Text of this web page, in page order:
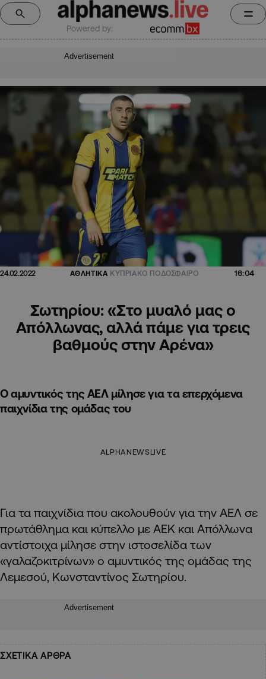
Powered by:
Advertisement
24.02.2022 ΑΘΛΗΤΙΚΑ ΚΥΠΡΙΑΚΟ ΠΟΔΟΣΦΑΙΡΟ 16:04
Σωτηρίου: «Στο μυαλό μας ο
Απόλλωνας, αλλά πάμε για τρεις
βαθμούς στην Αρένα»
Ο αμυντικός της ΑΕΛ μίλησε για τα επερχόμενα
παιχνίδια της ομάδας του
ALPHANEWSLIVE
Για τα παιχνίδια που ακολουθούν για την ΑΕΛ σε
πρωτάθλημα και κύπελλο με ΑΕΚ και Απόλλωνα
αντίστοιχα μίλησε στην ιστοσελίδα των
«γαλαζοκιτρίνων» ο αμυντικός της ομάδας της
Λεμεσού, Κωνσταντίνος Σωτηρίου.
Advertisement
ΣΧΕΤΙΚΑ ΑΡΘΡΑ